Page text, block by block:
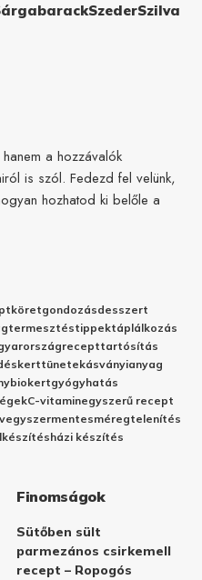
SzederSzilva
a hozzávalók
is szól. Fedezd fel velünk,
hozhatod ki belőle a
köretgondozásdesszert
termesztéstippektáplálkozás
recepttartósítás
kerttünetekásványianyag
biokertgyógyhatás
C-vitaminegyszerű recept
vegyszermentesméregtelenítés
házi készítés
Finomságok
Sütőben sült
parmezános csirkemell
recept – Ropogós